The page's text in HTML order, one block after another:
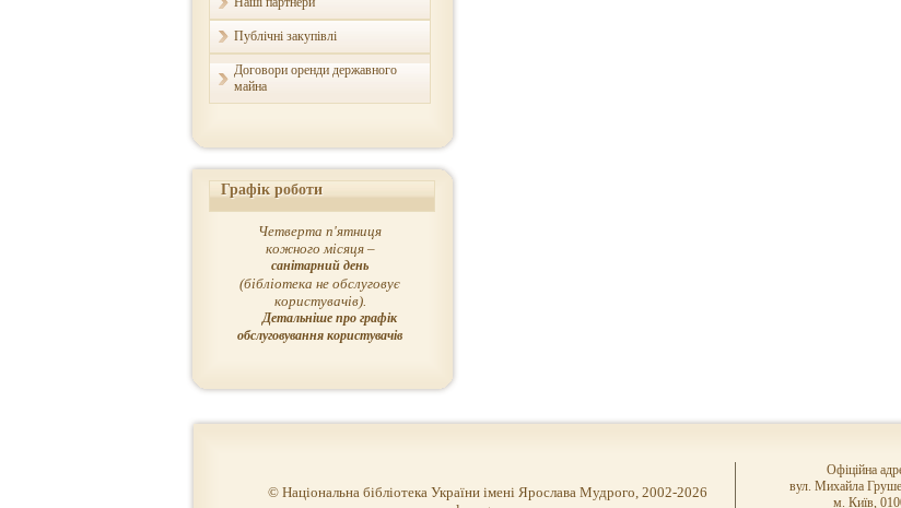
Публічні закупівлі
Договори оренди державного
майна
Графік роботи
Четверта п'ятниця
кожного місяця –
санітарний день
(бібліотека не обслуговує
користувачів).
Детальніше про графік
обслуговування користувачів
© Національна бібліотека України імені Ярослава Мудрого, 2002-2026
Офіційна
вул. Михайла
м. Київ,